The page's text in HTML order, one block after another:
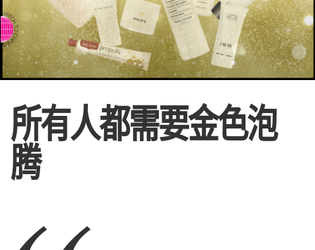
⇨ 英文页面
所有人都需要金色泡
腾